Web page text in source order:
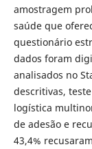
amostragem
saúde que
questionário
dados foram
analisados no
descritivas,
logística
de adesão e
43,4%